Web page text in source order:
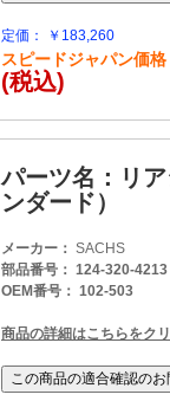
定価： ￥183,260
スピードジャパン価格
(税込)
パーツ名：リ
ンダード）
メーカー： SACHS
部品番号： 124-320-4213
OEM番号： 102-503
商品の詳細はこちらをク